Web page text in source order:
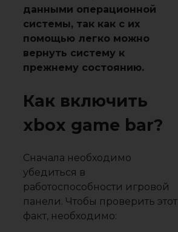
данными операционной
системы, так как с их
помощью легко можно
вернуть систему к
прежнему состоянию.
Как включить
xbox game bar?
Сначала необходимо
убедиться в
работоспособности игровой
панели. Чтобы проверить этот
факт, необходимо: